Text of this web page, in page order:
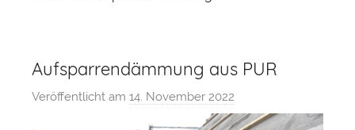
Aufsparrendämmung aus PUR
Veröffentlicht am 14. November 2022
o